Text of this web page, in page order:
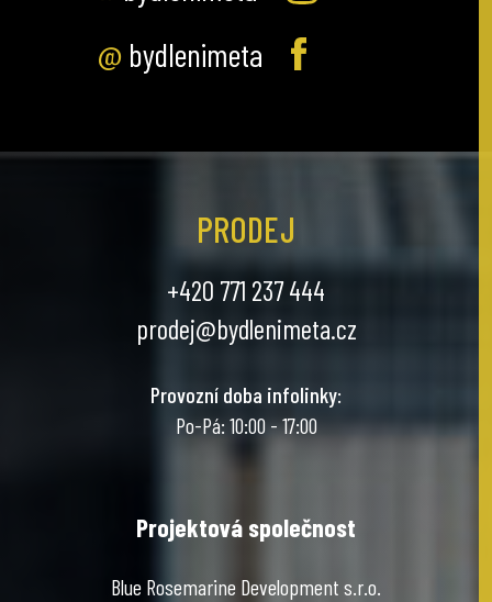
@ bydlenimeta
PRODEJ
+420 771 237 444
prodej@bydlenimeta.cz
Provozní doba infolinky:
Po-Pá: 10:00 - 17:00
Projektová společnost
Blue Rosemarine Development s.r.o.